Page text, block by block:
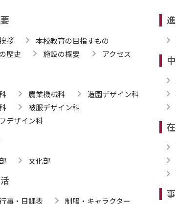
拶
本校教育の目指すもの
歴史
施設の概要 アクセス
農業機械科
造園デザイン科
被服デザイン科
デザイン科
文化部
事・日課表 制服・キャラクター